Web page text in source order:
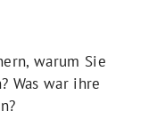
warum Sie
Was war ihre